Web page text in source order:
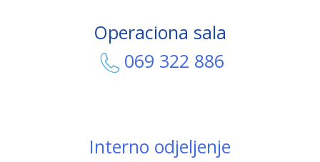
Operaciona sala
069 322 886
Interno odjeljenje